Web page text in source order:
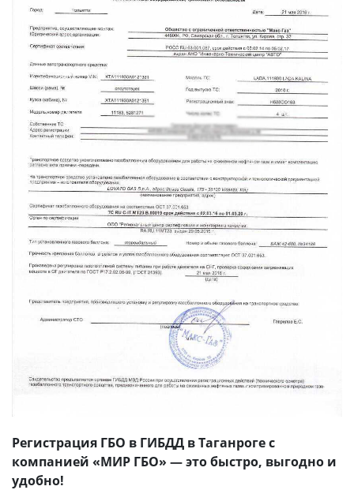
Регистрация ГБО в ГИБДД в Таганроге с
компанией «МИР ГБО» — это быстро, выгодно и
удобно!